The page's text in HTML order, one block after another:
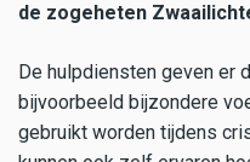
de zogeheten
De hulpdiensten geven er
bijvoorbeeld bijzondere
gebruikt worden tijdens